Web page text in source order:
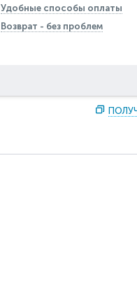
Удобные способы оплаты
Возврат - без проблем